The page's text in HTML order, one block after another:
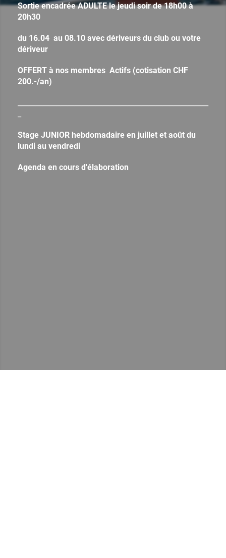
Sortie encadrée ADULTE le jeudi soir de 18h00 à
20h30
du 16.04 au 08.10 avec dériveurs du club ou votre
dériveur
OFFERT à nos membres Actifs (cotisation CHF
200.-/an)
Stage JUNIOR hebdomadaire en juillet et août du
lundi au vendredi
Agenda en cours d'élaboration